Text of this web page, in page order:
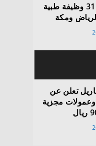
وظائف رعاية 2025 – 31 وظيفة طبية
ومكة
تعلن عن
مجزية